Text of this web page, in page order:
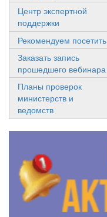
Центр экспертной
поддержки
Рекомендуем посетить
Заказать запись
прошедшего вебинара
Планы проверок
министерств и
ведомств